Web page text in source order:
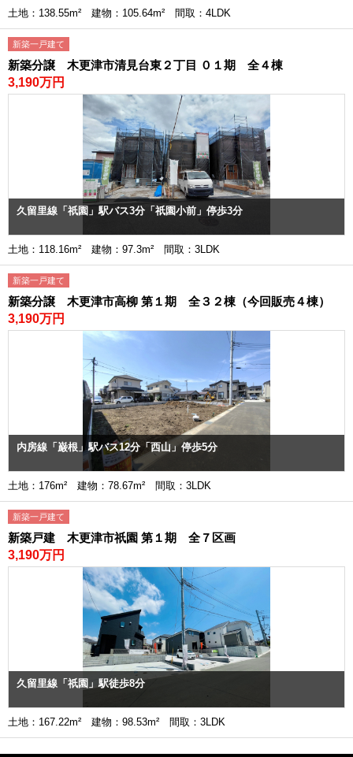
土地：138.55m² 建物：105.64m² 間取：4LDK
新築一戸建て
新築分譲 木更津市清見台東２丁目 ０１期 全４棟
3,190万円
久留里線「祇園」駅バス3分「祇園小前」停歩3分
土地：118.16m² 建物：97.3m² 間取：3LDK
新築一戸建て
新築分譲 木更津市高柳 第１期 全３２棟（今回販売４棟）
3,190万円
内房線「巌根」駅バス12分「西山」停歩5分
土地：176m² 建物：78.67m² 間取：3LDK
新築一戸建て
新築戸建 木更津市祇園 第１期 全７区画
3,190万円
久留里線「祇園」駅徒歩8分
土地：167.22m² 建物：98.53m² 間取：3LDK